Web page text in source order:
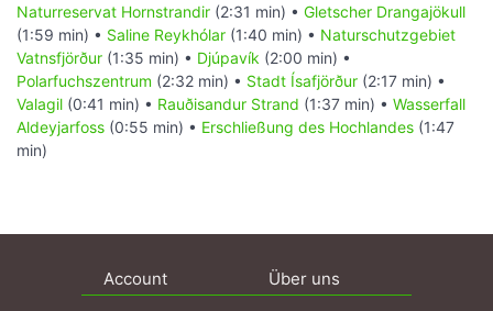
Naturreservat Hornstrandir (2:31 min) • Gletscher Drangajökull
(1:59 min) • Saline Reykhólar (1:40 min) • Naturschutzgebiet
Vatnsfjörður (1:35 min) • Djúpavík (2:00 min) •
Polarfuchszentrum (2:32 min) • Stadt Ísafjörður (2:17 min) •
Valagil (0:41 min) • Rauðisandur Strand (1:37 min) • Wasserfall
Aldeyjarfoss (0:55 min) • Erschließung des Hochlandes (1:47
min)
Account Über uns